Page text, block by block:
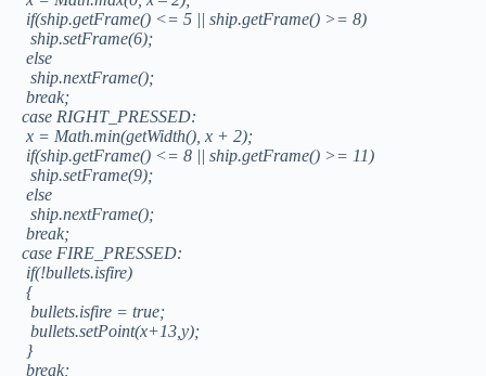
if(ship.getFrame() <= 5 || ship.getFrame() >= 8)
ship.setFrame(6);
else
ship.nextFrame();
break;
case RIGHT_PRESSED:
x = Math.min(getWidth(), x + 2);
if(ship.getFrame() <= 8 || ship.getFrame() >= 11)
ship.setFrame(9);
else
ship.nextFrame();
break;
case FIRE_PRESSED:
if(!bullets.isfire)
{
bullets.isfire = true;
bullets.setPoint(x+13,y);
}
break;